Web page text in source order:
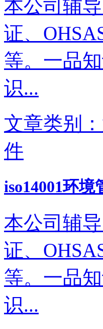
本公司辅
证、
等。一品
识...
文章类别
件
iso14001环
本公司辅
证、
等。一品
识...